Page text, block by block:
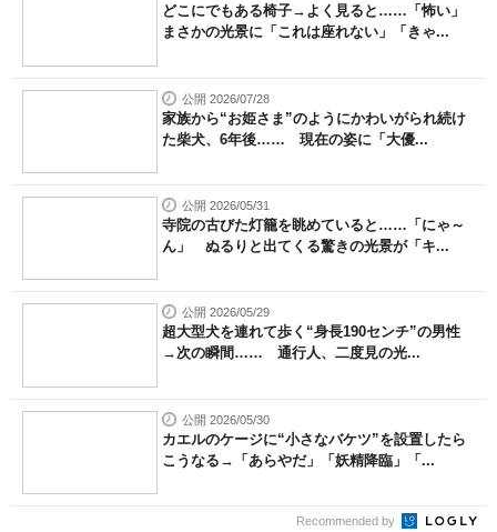
どこにでもある椅子→よく見ると……「怖い」
まさかの光景に「これは座れない」「きゃ...
公開 2026/07/28
家族から“お姫さま”のようにかわいがられ続け
た柴犬、6年後…… 現在の姿に「大優...
公開 2026/05/31
寺院の古びた灯籠を眺めていると……「にゃ～
ん」 ぬるりと出てくる驚きの光景が「キ...
公開 2026/05/29
超大型犬を連れて歩く“身長190センチ”の男性
→次の瞬間…… 通行人、二度見の光...
公開 2026/05/30
カエルのケージに“小さなバケツ”を設置したら
こうなる→「あらやだ」「妖精降臨」「...
Recommended by